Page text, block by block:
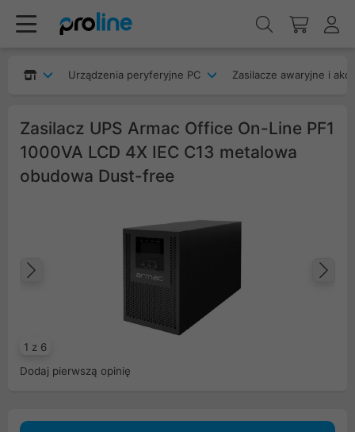
Urządzenia peryferyjne PC Zasilacze awaryjne i
Zasilacz UPS Armac Office On-Line PF1
1000VA LCD 4X IEC C13 metalowa
obudowa Dust-free
1 z 6
Poprzedni
Dodaj pierwszą opinię